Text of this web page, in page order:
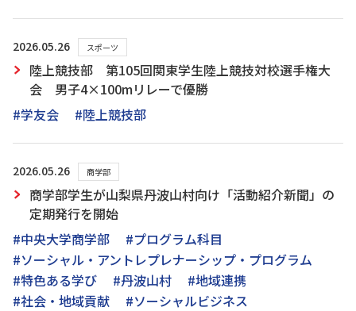
2026.05.26 スポーツ
陸上競技部 第105回関東学生陸上競技対校選手権大
会 男子4×100mリレーで優勝
#学友会
#陸上競技部
2026.05.26 商学部
商学部学生が山梨県丹波山村向け「活動紹介新聞」の
定期発行を開始
#中央大学商学部
#プログラム科目
#ソーシャル・アントレプレナーシップ・プログラム
#特色ある学び
#丹波山村
#地域連携
#社会・地域貢献
#ソーシャルビジネス